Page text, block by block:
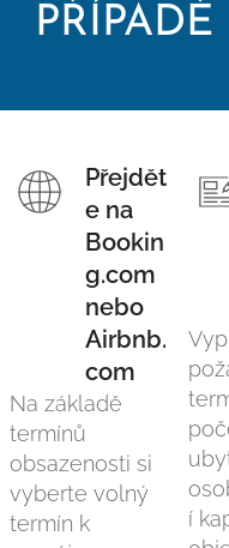
Přejdět
e na
Bookin
g.com
nebo
Airbnb.
com
Na základě
termínů
obsazenosti si
vyberte volný
termín k
í